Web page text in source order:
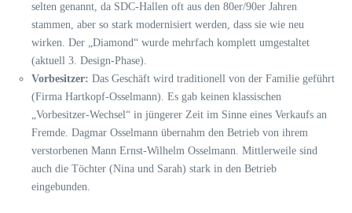
selten genannt, da SDC-Hallen oft aus den 80er/90er Jahren
stammen, aber so stark modernisiert werden, dass sie wie neu
wirken. Der „Diamond“ wurde mehrfach komplett umgestaltet
(aktuell 3. Design-Phase).
Vorbesitzer: Das Geschäft wird traditionell von der Familie geführt
(Firma Hartkopf-Osselmann). Es gab keinen klassischen
„Vorbesitzer-Wechsel“ in jüngerer Zeit im Sinne eines Verkaufs an
Fremde. Dagmar Osselmann übernahm den Betrieb von ihrem
verstorbenen Mann Ernst-Wilhelm Osselmann. Mittlerweile sind
auch die Töchter (Nina und Sarah) stark in den Betrieb
eingebunden.